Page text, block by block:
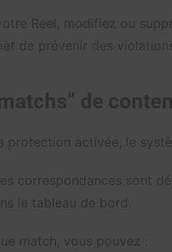
Reel, modifiez ou
de prévenir des
de
protection activée, le
correspondances sont
le tableau de bord.
match, vous pouvez :